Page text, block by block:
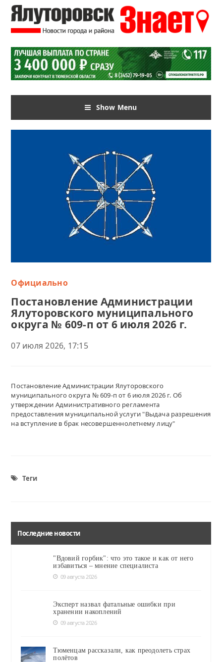
Show Menu
Официально
Постановление Администрации
Ялуторовского муниципального
округа № 609-п от 6 июля 2026 г.
07 июля 2026, 17:15
Постановление Администрации Ялуторовского
муниципального округа № 609-п от 6 июля 2026 г. Об
утверждении Административного регламента
предоставления муниципальной услуги "Выдача разрешения
на вступление в брак несовершеннолетнему лицу"
Теги
Последние новости
"Вдовий горбик": что это такое и как от него
избавиться – мнение специалиста
09 августа 2026
Эксперт назвал фатальные ошибки при
хранении накоплений
09 августа 2026
Тюменцам рассказали, как преодолеть страх
полётов